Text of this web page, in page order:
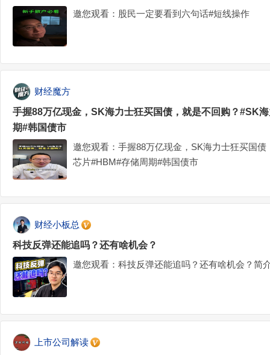
邀您观看：股民一定要看到六句话#短线操作
财经魔方
手握88万亿现金，SK海力士狂买国债，就是不回购？#SK
期#韩国债市
邀您观看：手握88万亿现金，SK海力士狂买国
芯片#HBM#存储周期#韩国债市
财经小板总
科技反弹还能追吗？还有啥机会？
邀您观看：科技反弹还能追吗？还有啥机会？简
上市公司解读